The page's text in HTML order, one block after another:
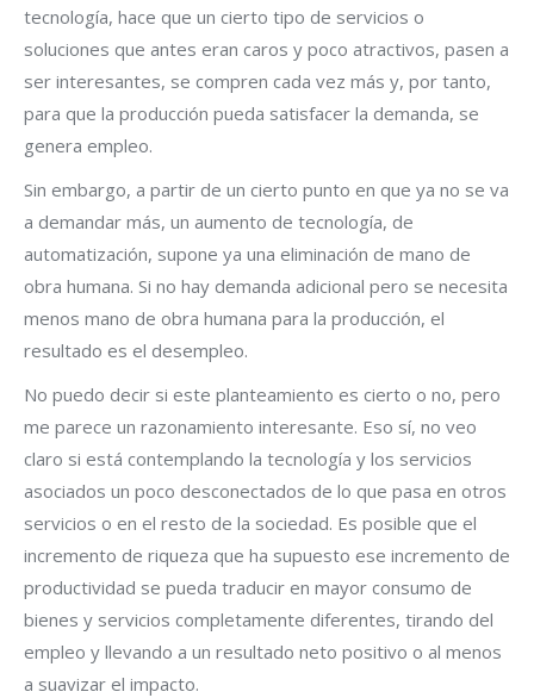
tecnología, hace que un cierto tipo de servicios o
soluciones que antes eran caros y poco atractivos, pasen a
ser interesantes, se compren cada vez más y, por tanto,
para que la producción pueda satisfacer la demanda, se
genera empleo.
Sin embargo, a partir de un cierto punto en que ya no se va
a demandar más, un aumento de tecnología, de
automatización, supone ya una eliminación de mano de
obra humana. Si no hay demanda adicional pero se necesita
menos mano de obra humana para la producción, el
resultado es el desempleo.
No puedo decir si este planteamiento es cierto o no, pero
me parece un razonamiento interesante. Eso sí, no veo
claro si está contemplando la tecnología y los servicios
asociados un poco desconectados de lo que pasa en otros
servicios o en el resto de la sociedad. Es posible que el
incremento de riqueza que ha supuesto ese incremento de
productividad se pueda traducir en mayor consumo de
bienes y servicios completamente diferentes, tirando del
empleo y llevando a un resultado neto positivo o al menos
a suavizar el impacto.